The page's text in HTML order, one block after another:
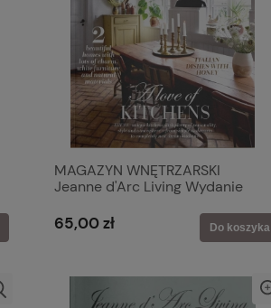
MAGAZYN WNĘTRZARSKI
Jeanne d'Arc Living Wydanie
65,00 zł Do koszyka